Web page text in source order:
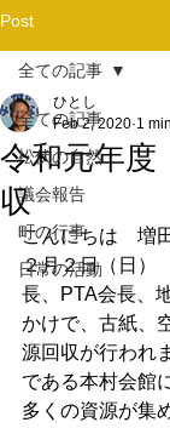
元松伏町議会議員
Post
全ての記事
松伏の自然
議会報告
町の行事
日常の活動
全ての記事
令和元年
収
ひとし
Feb 2, 2020 1
こんにちは　増
２月２日（日）
長、PTA会長、
かけで、古紙、
源回収が行われ
である本村会館
多くの資源が集